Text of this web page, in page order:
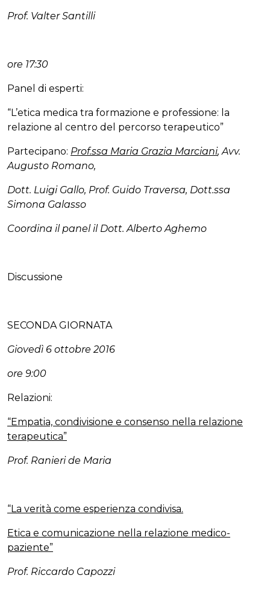
Prof. Valter Santilli
ore 17:30
Panel di esperti:
“L’etica medica tra formazione e professione: la
relazione al centro del percorso terapeutico”
Partecipano: Prof.ssa Maria Grazia Marciani, Avv.
Augusto Romano,
Dott. Luigi Gallo, Prof. Guido Traversa, Dott.ssa
Simona Galasso
Coordina il panel il Dott. Alberto Aghemo
Discussione
SECONDA GIORNATA
Giovedì 6 ottobre 2016
ore 9:00
Relazioni:
“Empatia, condivisione e consenso nella relazione
terapeutica”
Prof. Ranieri de Maria
“La verità come esperienza condivisa.
Etica e comunicazione nella relazione medico-
paziente”
Prof. Riccardo Capozzi